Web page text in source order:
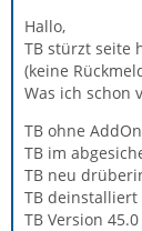
Hallo,
TB stürzt seite
(keine
Was ich schon
TB ohne
TB im
TB neu
TB
TB Version